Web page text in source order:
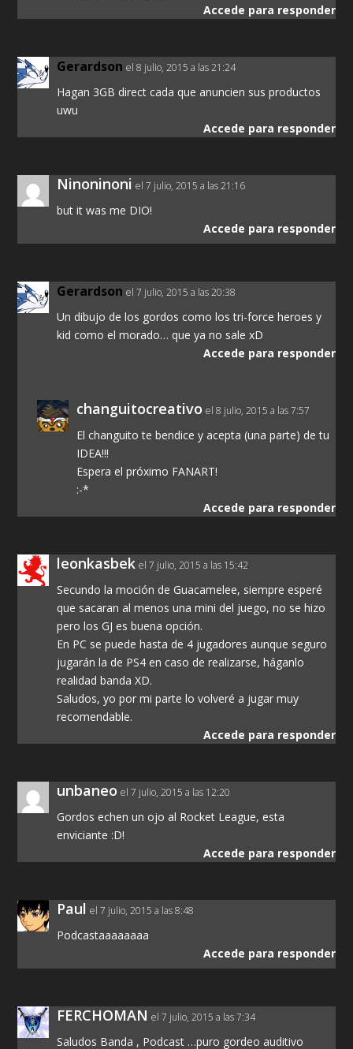
Accede para responder
Gerardson el 8 julio, 2015 a las 21:24
Hagan 3GB direct cada que anuncien sus productos
uwu
Accede para responder
Ninoninoni el 7 julio, 2015 a las 21:16
but it was me DIO!
Accede para responder
Gerardson el 7 julio, 2015 a las 20:38
Un dibujo de los gordos como los tri-force heroes y
kid como el morado… que ya no sale xD
Accede para responder
changuitocreativo el 8 julio, 2015 a las 7:57
El changuito te bendice y acepta (una parte) de tu
IDEA!!!
Espera el próximo FANART!
:-*
Accede para responder
leonkasbek el 7 julio, 2015 a las 15:42
Secundo la moción de Guacamelee, siempre esperé
que sacaran al menos una mini del juego, no se hizo
pero los GJ es buena opción.
En PC se puede hasta de 4 jugadores aunque seguro
jugarán la de PS4 en caso de realizarse, háganlo
realidad banda XD.
Saludos, yo por mi parte lo volveré a jugar muy
recomendable.
Accede para responder
unbaneo el 7 julio, 2015 a las 12:20
Gordos echen un ojo al Rocket League, esta
enviciante :D!
Accede para responder
Paul el 7 julio, 2015 a las 8:48
Podcastaaaaaaaa
Accede para responder
FERCHOMAN el 7 julio, 2015 a las 7:34
Saludos Banda , Podcast …puro gordeo auditivo